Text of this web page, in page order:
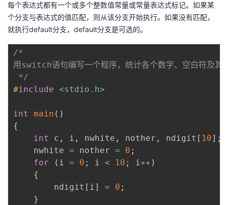
每个表达式都有一个或多个整数值常量或常量表达式标记。如果某
个分支与表达式的值匹配，则从该分支开始执行。如果没有匹配，
就执行default分支，default分支是可选的。
/*
用switch语句编写一个程序，统计各个数字、空白符及其
*/
#include <stdio.h>
int main ( )
{
int
c , i , nwhite , nother , ndigit [ 10] ;
    nwhite
= nother = 0 ;
for
( i = 0 ; i < 10 ; i++ )
{
        ndigit
[ i] = 0 ;
}